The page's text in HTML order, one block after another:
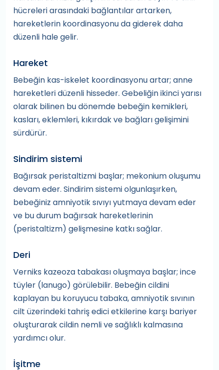
hücreleri arasındaki bağlantılar artarken,
hareketlerin koordinasyonu da giderek daha
düzenli hale gelir.
Hareket
Bebeğin kas-iskelet koordinasyonu artar; anne
hareketleri düzenli hisseder. Gebeliğin ikinci yarısı
olarak bilinen bu dönemde bebeğin kemikleri,
kasları, eklemleri, kıkırdak ve bağları gelişimini
sürdürür.
Sindirim sistemi
Bağırsak peristaltizmi başlar; mekonium oluşumu
devam eder. Sindirim sistemi olgunlaşırken,
bebeğiniz amniyotik sıvıyı yutmaya devam eder
ve bu durum bağırsak hareketlerinin
(peristaltizm) gelişmesine katkı sağlar.
Deri
Verniks kazeoza tabakası oluşmaya başlar; ince
tüyler (lanugo) görülebilir. Bebeğin cildini
kaplayan bu koruyucu tabaka, amniyotik sıvının
cilt üzerindeki tahriş edici etkilerine karşı bariyer
oluşturarak cildin nemli ve sağlıklı kalmasına
yardımcı olur.
İşitme